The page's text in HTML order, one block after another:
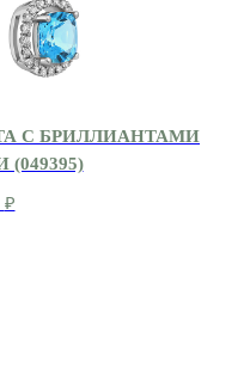
С БРИЛЛИАНТАМИ
₽